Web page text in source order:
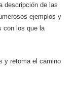
descripción de las
ejemplos y
con los que la
y retoma el camino